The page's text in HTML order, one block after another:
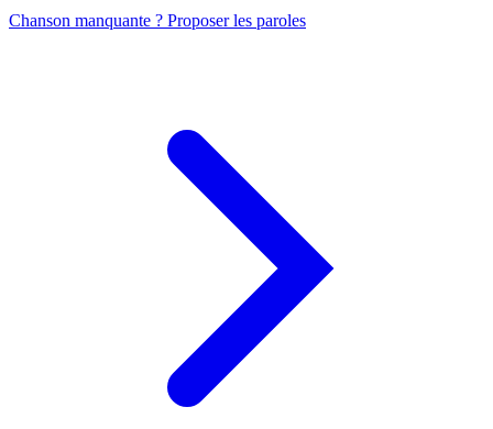
Chanson manquante ? Proposer les paroles